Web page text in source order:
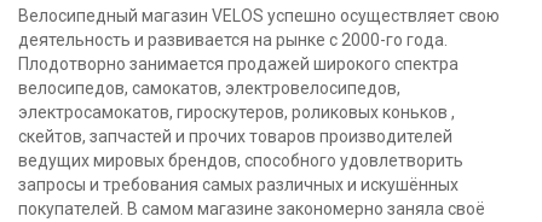
Велосипедный магазин VELOS успешно осуществляет свою
деятельность и развивается на рынке с 2000-го года.
Плодотворно занимается продажей широкого спектра
велосипедов, самокатов, электровелосипедов,
электросамокатов, гироскутеров, роликовых коньков ,
скейтов, запчастей и прочих товаров производителей
ведущих мировых брендов, способного удовлетворить
запросы и требования самых различных и искушённых
покупателей. В самом магазине закономерно заняла своё